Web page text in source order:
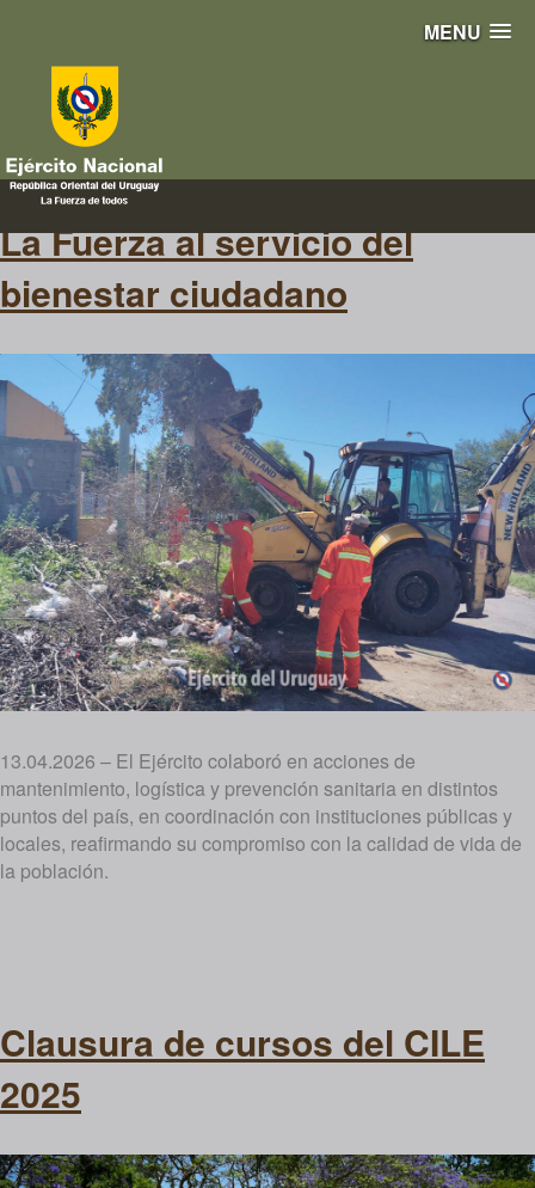
MENU
logistica
La Fuerza al servicio del
bienestar ciudadano
13.04.2026 – El Ejército colaboró en acciones de
mantenimiento, logística y prevención sanitaria en distintos
puntos del país, en coordinación con instituciones públicas y
locales, reafirmando su compromiso con la calidad de vida de
la población.
Clausura de cursos del CILE
2025